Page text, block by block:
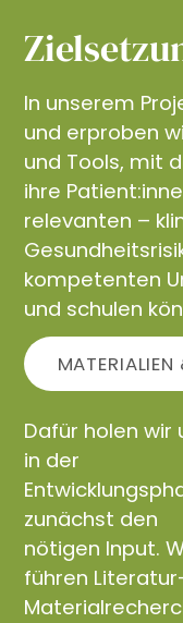
In unserem
und erproben
und Tools, mit
ihre
relevanten –
kompetenten
und schulen
Dafür holen wir
in der
zunächst den
nötigen Input.
führen